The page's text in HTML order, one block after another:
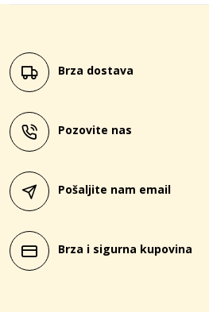
Brza dostava
Pozovite nas
Pošaljite nam email
Brza i sigurna kupovina